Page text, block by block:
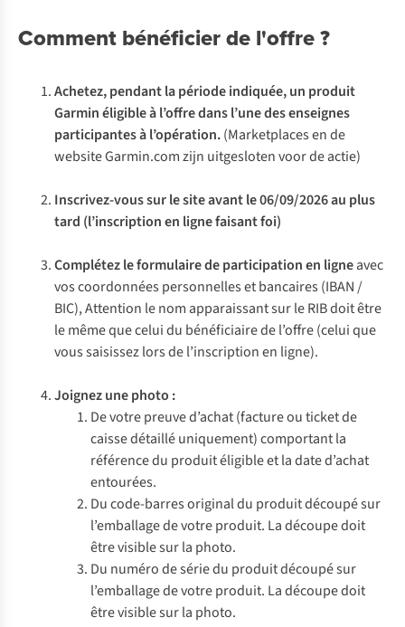
Comment bénéficier de l'offre ?
Achetez, pendant la période indiquée, un produit
Garmin éligible à l’offre dans l’une des enseignes
participantes à l’opération.(Marketplaces en de
website Garmin.com zijn uitgesloten voor de actie)
Inscrivez-voussur le site avant le 06/09/2026 au plus
tard (l’inscription en ligne faisant foi)
Complétez le formulaire de participation en ligneavec
vos coordonnées personnelles et bancaires (IBAN /
BIC), Attention le nom apparaissant sur le RIB doit être
le même que celui du bénéficiaire de l’offre (celui que
vous saisissez lors de l’inscription en ligne).
Joignez une photo :
De votre preuve d’achat (facture ou ticket de
caisse détaillé uniquement) comportant la
référence du produit éligible et la date d’achat
entourées.
Du code-barres original du produit découpé sur
l’emballage de votre produit. La découpe doit
être visible sur la photo.
Du numéro de série du produit découpé sur
l’emballage de votre produit. La découpe doit
être visible sur la photo.